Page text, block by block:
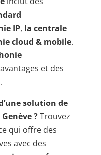
IP, la centrale
cloud & mobile.
et des
solution de
?Trouvez
qui offre des
avec des